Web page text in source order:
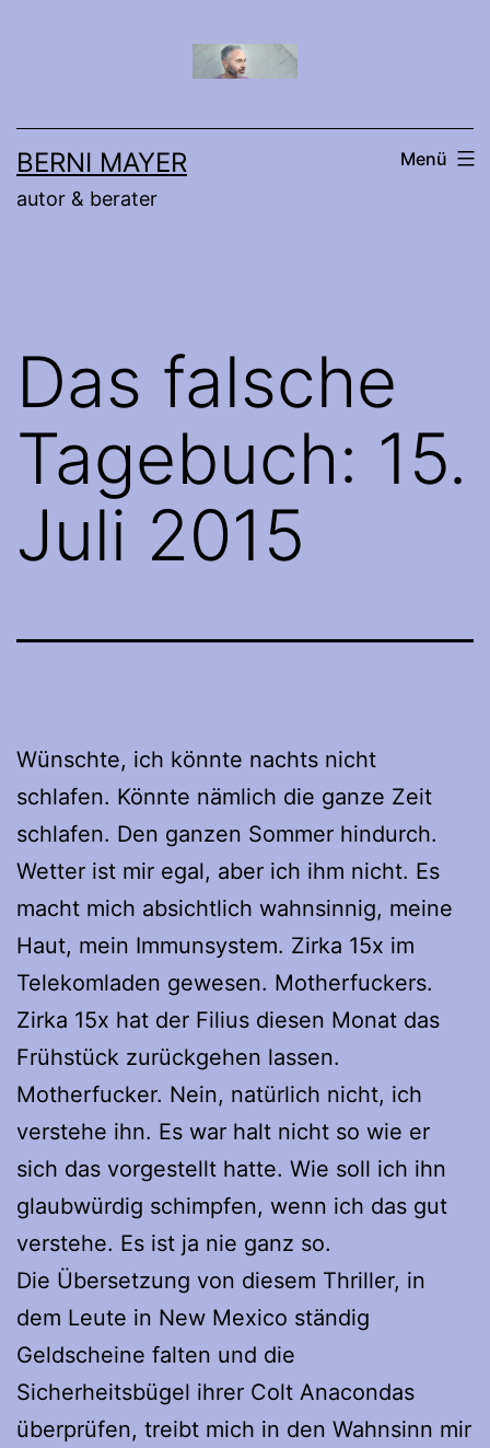
BERNI MAYER
autor & berater
Menü
Das falsche
Tagebuch: 15.
Juli 2015
Wünschte, ich könnte nachts nicht
schlafen. Könnte nämlich die ganze Zeit
schlafen. Den ganzen Sommer hindurch.
Wetter ist mir egal, aber ich ihm nicht. Es
macht mich absichtlich wahnsinnig, meine
Haut, mein Immunsystem. Zirka 15x im
Telekomladen gewesen. Motherfuckers.
Zirka 15x hat der Filius diesen Monat das
Frühstück zurückgehen lassen.
Motherfucker. Nein, natürlich nicht, ich
verstehe ihn. Es war halt nicht so wie er
sich das vorgestellt hatte. Wie soll ich ihn
glaubwürdig schimpfen, wenn ich das gut
verstehe. Es ist ja nie ganz so.
Die Übersetzung von diesem Thriller, in
dem Leute in New Mexico ständig
Geldscheine falten und die
Sicherheitsbügel ihrer Colt Anacondas
überprüfen, treibt mich in den Wahnsinn mir